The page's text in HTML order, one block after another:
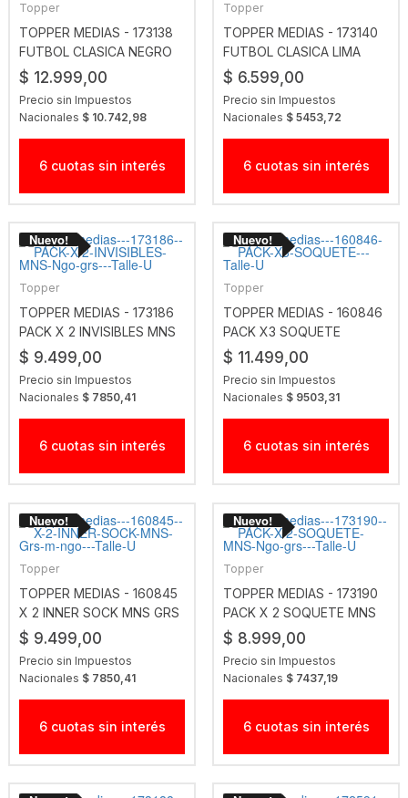
Topper
TOPPER MEDIAS - 173138
FUTBOL CLASICA NEGRO
$ 12.999,00
Precio sin Impuestos
Nacionales $ 10.742,98
6 cuotas sin interés
Topper
TOPPER MEDIAS - 173140
FUTBOL CLASICA LIMA
PRIM
$ 6.599,00
Precio sin Impuestos
Nacionales $ 5453,72
6 cuotas sin interés
Topper
TOPPER MEDIAS - 173186
PACK X 2 INVISIBLES MNS
NGO GRS
$ 9.499,00
Precio sin Impuestos
Nacionales $ 7850,41
6 cuotas sin interés
Topper
TOPPER MEDIAS - 160846
PACK X3 SOQUETE
$ 11.499,00
Precio sin Impuestos
Nacionales $ 9503,31
6 cuotas sin interés
Topper
TOPPER MEDIAS - 160845
X 2 INNER SOCK MNS GRS
M NGO
$ 9.499,00
Precio sin Impuestos
Nacionales $ 7850,41
6 cuotas sin interés
Topper
TOPPER MEDIAS - 173190
PACK X 2 SOQUETE MNS
NGO GRS
$ 8.999,00
Precio sin Impuestos
Nacionales $ 7437,19
6 cuotas sin interés